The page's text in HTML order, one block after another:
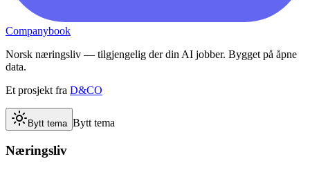
Companybook
Norsk næringsliv — tilgjengelig der din AI jobber. Bygget på åpne
data.
Et prosjekt fra D&CO
Bytt tema Bytt tema
Næringsliv